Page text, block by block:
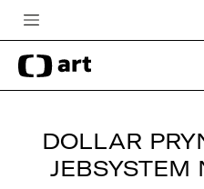
Česká televize
Zpravodajství
iVysílání
DOLLAR
JEBSYSTEM